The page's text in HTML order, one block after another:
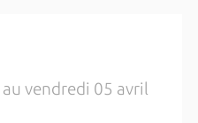
vendredi 05 avril